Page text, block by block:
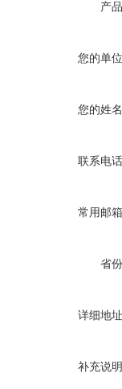
产品
您的单位
您的姓名
联系电话
常用邮箱
省份
详细地址
补充说明